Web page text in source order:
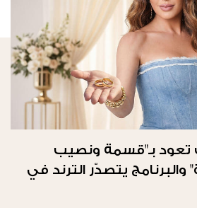
تعود بـ"قسمة ونصيب
يتصدّر الترند في